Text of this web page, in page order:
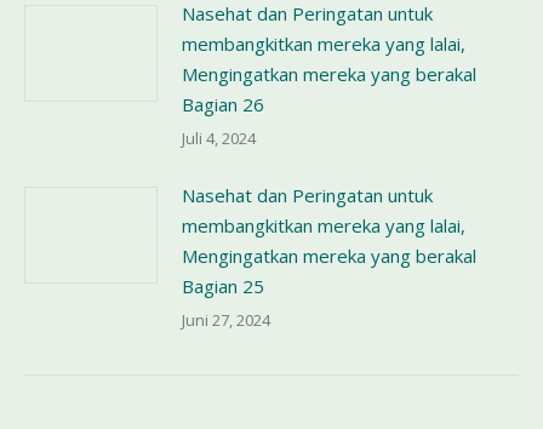
Nasehat dan Peringatan untuk
membangkitkan mereka yang lalai,
Mengingatkan mereka yang berakal
Bagian 26
Juli 4, 2024
Nasehat dan Peringatan untuk
membangkitkan mereka yang lalai,
Mengingatkan mereka yang berakal
Bagian 25
Juni 27, 2024